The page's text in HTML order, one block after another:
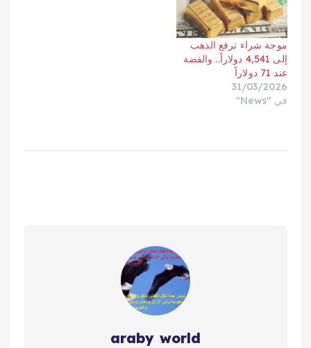
موجة شراء ترفع الذهب
إلى 4,541 دولاراً.. والفضة
عند 71 دولاراً
31/03/2026
في "News"
araby world